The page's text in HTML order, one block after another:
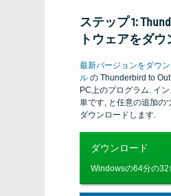
ステップ 1:
トウェアをダ
最新バージョンをダウ
ル の Thunderbird to
PC上のプログラム. イ
単です, と任意の追加の
ダウンロードします.
ダウンロード
Windowsの64分の32